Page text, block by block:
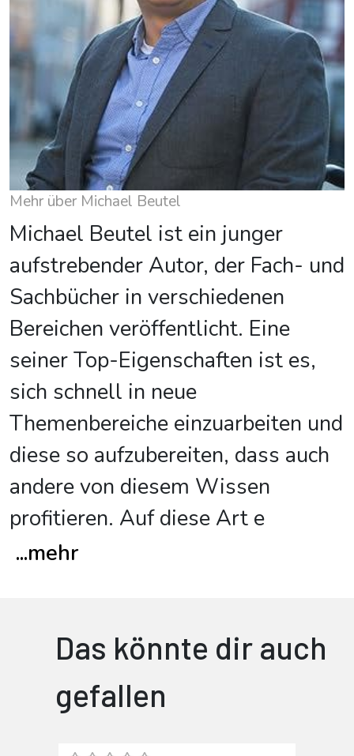
Mehr über Michael Beutel
Michael Beutel ist ein junger
aufstrebender Autor, der Fach- und
Sachbücher in verschiedenen
Bereichen veröffentlicht. Eine
seiner Top-Eigenschaften ist es,
sich schnell in neue
Themenbereiche einzuarbeiten und
diese so aufzubereiten, dass auch
andere von diesem Wissen
profitieren. Auf diese Art e
...mehr
Das könnte dir auch
gefallen